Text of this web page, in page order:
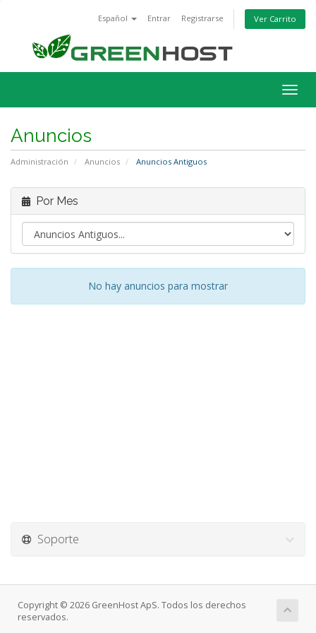
Español Entrar Registrarse Ver Carrito
Anuncios
Administración Anuncios Anuncios Antiguos
Por Mes
No hay anuncios para mostrar
Soporte
Copyright © 2026 GreenHost ApS. Todos los derechos
reservados.